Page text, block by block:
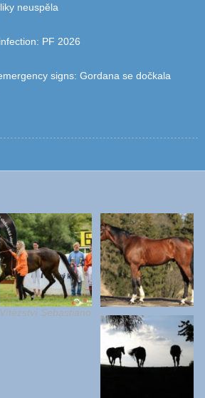
neuspěla
: PF 2026
signs: Gordana se dočkala
Vítězství Sebastiano